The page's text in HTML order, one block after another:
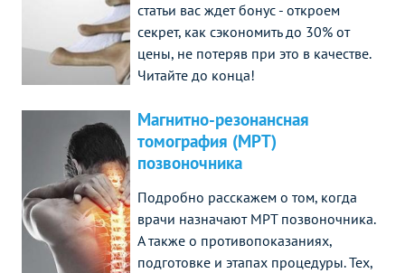
статьи вас ждет бонус - откроем
секрет, как сэкономить до 30% от
цены, не потеряв при это в качестве.
Читайте до конца!
Магнитно-резонансная
томография (МРТ)
позвоночника
Подробно расскажем о том, когда
врачи назначают МРТ позвоночника.
А также о противопоказаниях,
подготовке и этапах процедуры. Тех,